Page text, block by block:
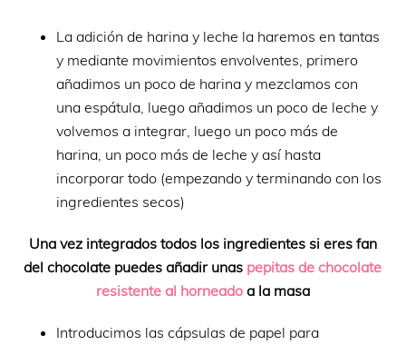
La adición de harina y leche la haremos en tantas
y mediante movimientos envolventes, primero
añadimos un poco de harina y mezclamos con
una espátula, luego añadimos un poco de leche y
volvemos a integrar, luego un poco más de
harina, un poco más de leche y así hasta
incorporar todo (empezando y terminando con los
ingredientes secos)
Una vez integrados todos los ingredientes si eres fan
del chocolate puedes añadir unas pepitas de chocolate
resistente al horneadoa la masa
Introducimos las cápsulas de papel para